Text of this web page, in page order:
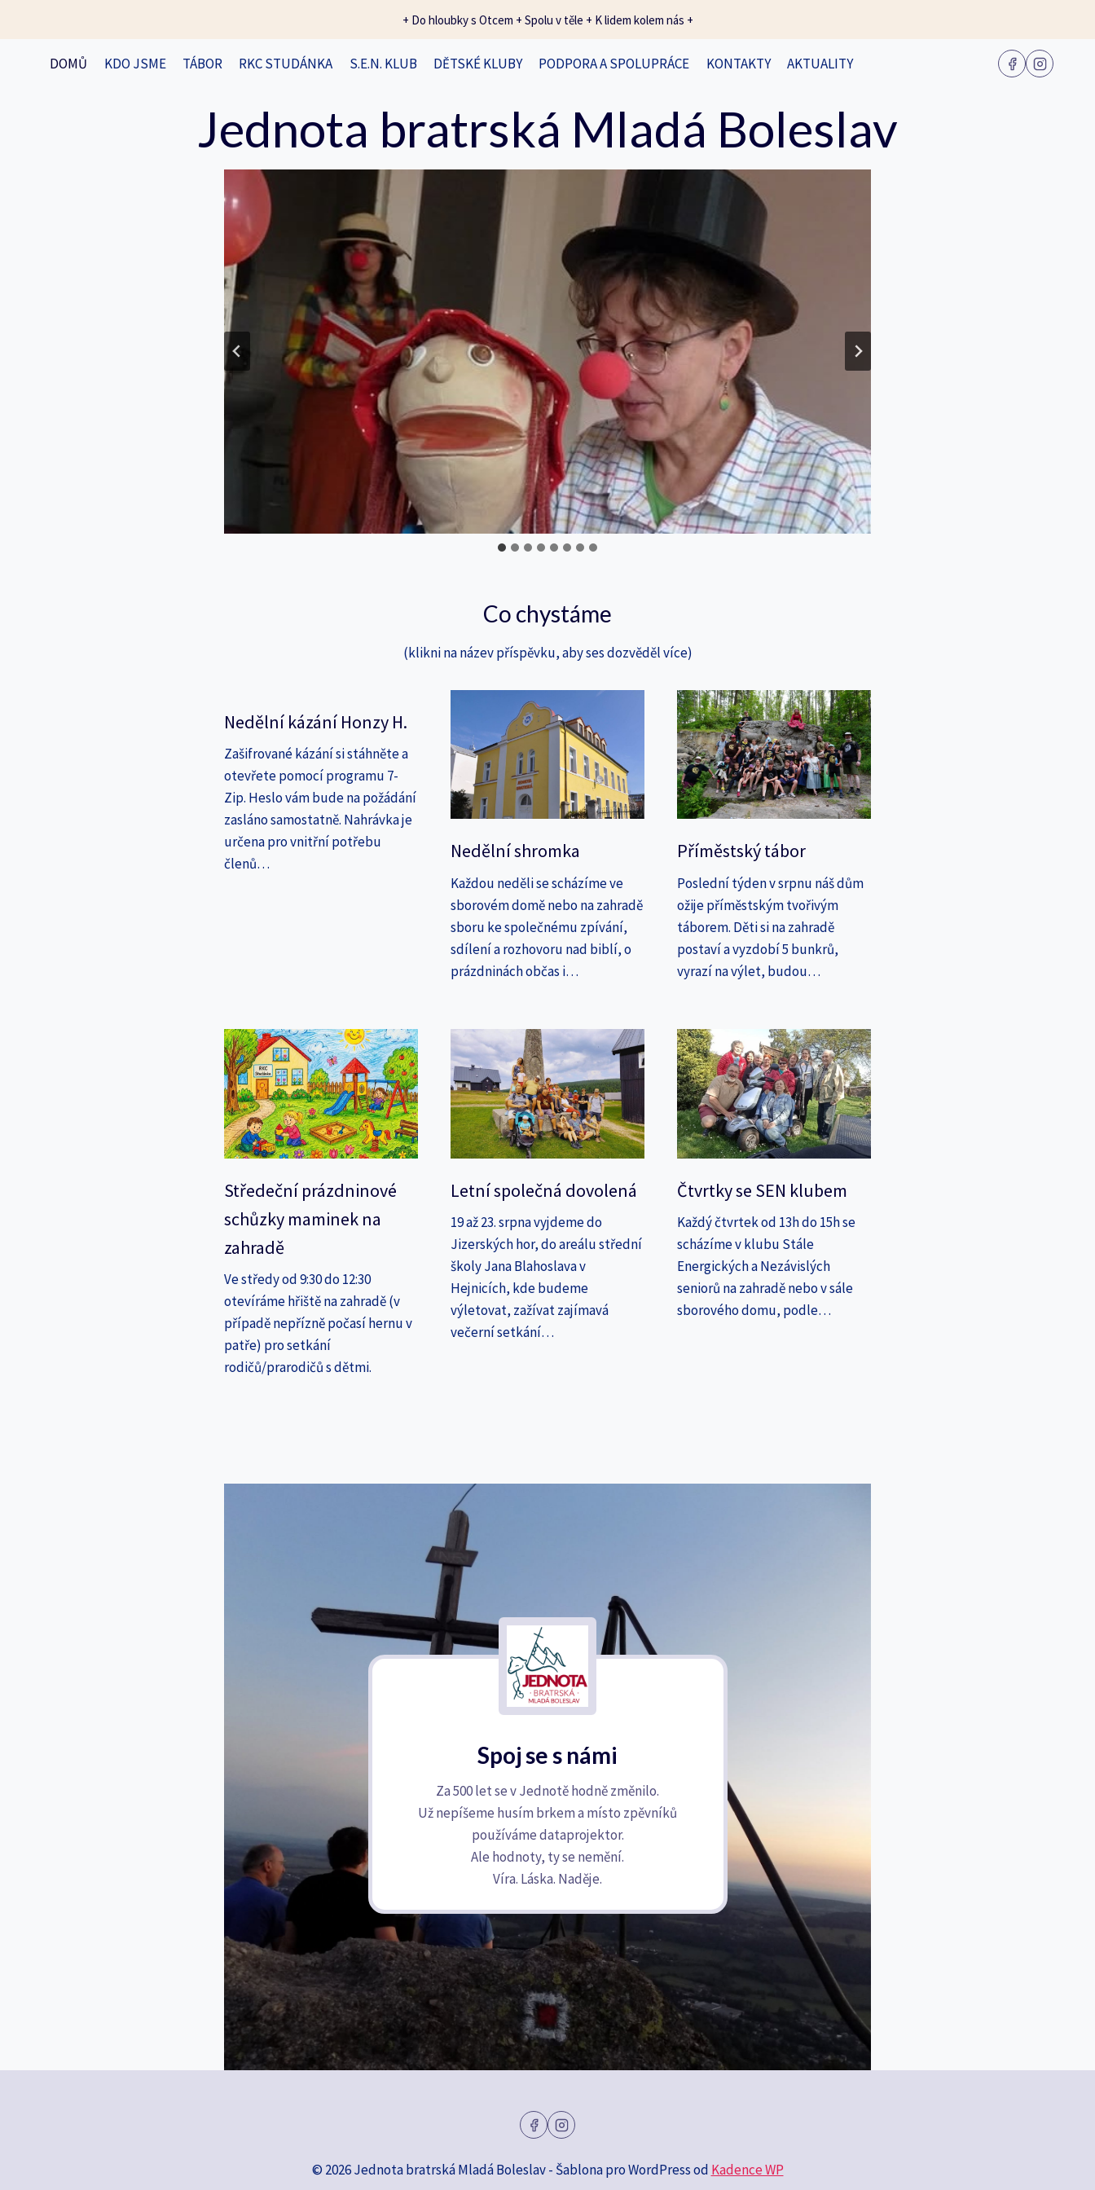
+ Do hloubky s Otcem + Spolu v těle + K lidem kolem nás +
DOMŮ KDO JSME TÁBOR RKC STUDÁNKA S.E.N. KLUB DĚTSKÉ KLUBY PODPORA A SPOLUPRÁCE KONTAKTY AKTUALITY
Jednota bratrská Mladá Boleslav
Co chystáme
(klikni na název příspěvku, aby ses dozvěděl více)
Nedělní kázání Honzy H.
Zašifrované kázání si stáhněte a
otevřete pomocí programu 7-
Zip. Heslo vám bude na požádání
zasláno samostatně. Nahrávka je
určena pro vnitřní potřebu
členů…
Nedělní shromka
Každou neděli se scházíme ve
sborovém domě nebo na zahradě
sboru ke společnému zpívání,
sdílení a rozhovoru nad biblí, o
prázdninách občas i…
Příměstský tábor
Poslední týden v srpnu náš dům
ožije příměstským tvořivým
táborem. Děti si na zahradě
postaví a vyzdobí 5 bunkrů,
vyrazí na výlet, budou…
Středeční prázdninové
schůzky maminek na
zahradě
Ve středy od 9:30 do 12:30
otevíráme hřiště na zahradě (v
případě nepřízně počasí hernu v
patře) pro setkání
rodičů/prarodičů s dětmi.
Letní společná dovolená
19 až 23. srpna vyjdeme do
Jizerských hor, do areálu střední
školy Jana Blahoslava v
Hejnicích, kde budeme
výletovat, zažívat zajímavá
večerní setkání…
Čtvrtky se SEN klubem
Každý čtvrtek od 13h do 15h se
scházíme v klubu Stále
Energických a Nezávislých
seniorů na zahradě nebo v sále
sborového domu, podle…
Spoj se s námi
Za 500 let se v Jednotě hodně změnilo.
Už nepíšeme husím brkem a místo zpěvníků
používáme dataprojektor.
Ale hodnoty, ty se nemění.
Víra. Láska. Naděje.
© 2026 Jednota bratrská Mladá Boleslav - Šablona pro WordPress od Kadence WP